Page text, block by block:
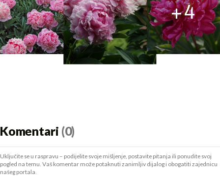
+4
Komentari (0)
Uključite se u raspravu – podijelite svoje mišljenje, postavite pitanja ili ponudite svoj
pogled na temu. Vaš komentar može potaknuti zanimljiv dijalog i obogatiti zajednicu
našeg portala.